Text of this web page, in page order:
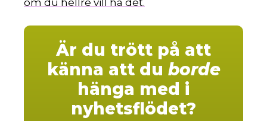
om du hellre vill ha det.
Är du trött på att
känna att du borde
hänga med i
nyhetsflödet?